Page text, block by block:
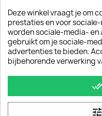
L2 H1 3450
L2 H1 3450
Deze winkel vraagt je om
prestaties en voor
worden sociale-media-
gebruikt om je sociale-
advertenties te bieden.
bijbehorende verwerking
tune